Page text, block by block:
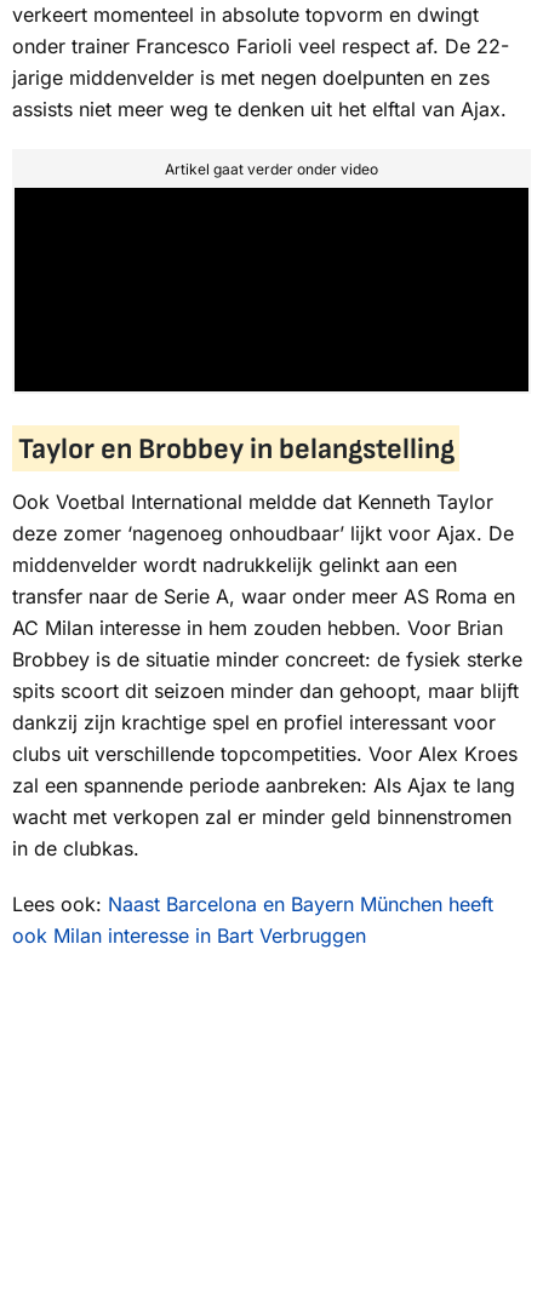
verkeert momenteel in absolute topvorm en dwingt
onder trainer Francesco Farioli veel respect af. De 22-
jarige middenvelder is met negen doelpunten en zes
assists niet meer weg te denken uit het elftal van Ajax.
Artikel gaat verder onder video
Taylor en Brobbey in belangstelling
Ook Voetbal International meldde dat Kenneth Taylor
deze zomer ‘nagenoeg onhoudbaar’ lijkt voor Ajax. De
middenvelder wordt nadrukkelijk gelinkt aan een
transfer naar de Serie A, waar onder meer AS Roma en
AC Milan interesse in hem zouden hebben. Voor Brian
Brobbey is de situatie minder concreet: de fysiek sterke
spits scoort dit seizoen minder dan gehoopt, maar blijft
dankzij zijn krachtige spel en profiel interessant voor
clubs uit verschillende topcompetities. Voor Alex Kroes
zal een spannende periode aanbreken: Als Ajax te lang
wacht met verkopen zal er minder geld binnenstromen
in de clubkas.
Lees ook: Naast Barcelona en Bayern München heeft
ook Milan interesse in Bart Verbruggen